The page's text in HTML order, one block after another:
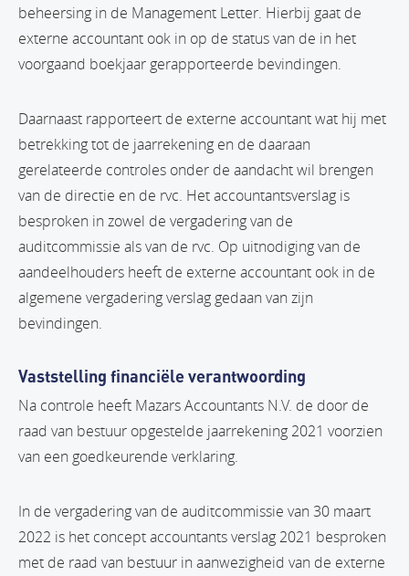
beheersing in de Management Letter. Hierbij gaat de
externe accountant ook in op de status van de in het
voorgaand boekjaar gerapporteerde bevindingen.
Daarnaast rapporteert de externe accountant wat hij met
betrekking tot de jaarrekening en de daaraan
gerelateerde controles onder de aandacht wil brengen
van de directie en de rvc. Het accountantsverslag is
besproken in zowel de vergadering van de
auditcommissie als van de rvc. Op uitnodiging van de
aandeelhouders heeft de externe accountant ook in de
algemene vergadering verslag gedaan van zijn
bevindingen.
Vaststelling financiële verantwoording
Na controle heeft Mazars Accountants N.V. de door de
raad van bestuur opgestelde jaarrekening 2021 voorzien
van een goedkeurende verklaring.
In de vergadering van de auditcommissie van 30 maart
2022 is het concept accountants verslag 2021 besproken
met de raad van bestuur in aanwezigheid van de externe